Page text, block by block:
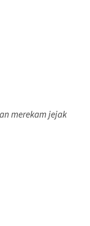
merekam jejak